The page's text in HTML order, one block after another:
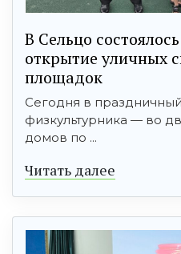
В Сельцо
открытие уличных
площадок
Сегодня в
физкультурника — во
домов по ...
Читать далее